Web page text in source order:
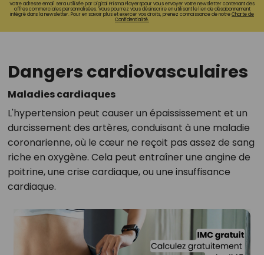
Votre adresse email sera utilisée par Digital Prisma Playerspour vous envoyer votre newsletter contenant des
offres commerciales personnalisées. Vous pourrez vous désinscrire en utilisant le lien de désabonnement
intégré dans la newsletter. Pour en savoir plus et exercer vos droits, prenez connaissance de notreCharte de
Confidentialité.
Dangers cardiovasculaires
Maladies cardiaques
L'hypertension peut causer un épaississement et un
durcissement des artères, conduisant à une maladie
coronarienne, où le cœur ne reçoit pas assez de sang
riche en oxygène. Cela peut entraîner une angine de
poitrine, une crise cardiaque, ou une insuffisance
cardiaque.